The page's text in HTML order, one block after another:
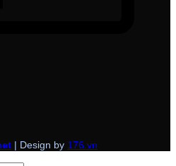
| Design by 176.vn